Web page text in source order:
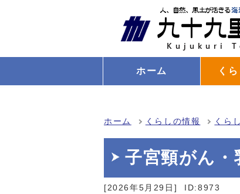
ホーム く
ホーム くらしの情報 くら
子宮頸がん
[2026年5月29日] ID:8973